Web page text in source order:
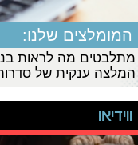
המומלצים שלנו:
מתלבטים מה לראות
המלצה ענקית של
ווידיאו